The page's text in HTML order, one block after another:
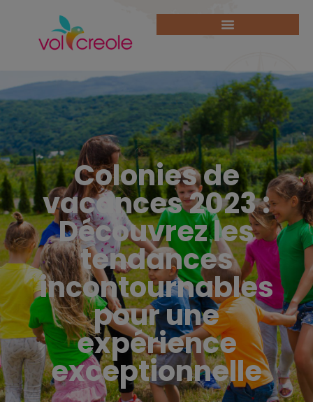
Colonies de
vacances 2023 :
Découvrez les
tendances
incontournables
pour une
expérience
exceptionnelle